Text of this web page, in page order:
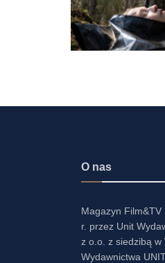
O nas
Magazyn Film&TV
r. przez Unit
z o.o. z siedzibą w
Wydawnictwa